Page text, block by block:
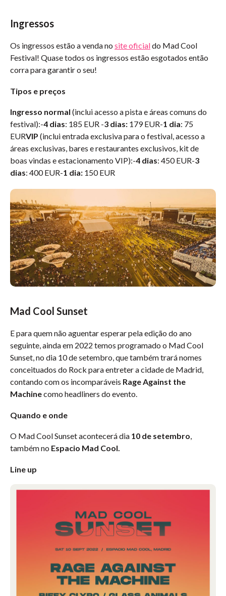
Ingressos
Os ingressos estão a venda no site oficialdo Mad Cool
Festival! Quase todos os ingressos estão esgotados então
corra para garantir o seu!
Tipos e preços
Ingresso normal (inclui acesso a pista e áreas comuns do
festival):-4 dias: 185 EUR -3 dias: 179 EUR-1 dia: 75
EURVIP (inclui entrada exclusiva para o festival, acesso a
áreas exclusivas, bares e restaurantes exclusivos, kit de
boas vindas e estacionamento VIP):-4 dias: 450 EUR-3
dias: 400 EUR-1 dia: 150 EUR
Mad Cool Sunset
E para quem não aguentar esperar pela edição do ano
seguinte, ainda em 2022 temos programado o Mad Cool
Sunset, no dia 10 de setembro, que também trará nomes
conceituados do Rock para entreter a cidade de Madrid,
contando com os incomparáveis Rage Against the
Machinecomo headliners do evento.
Quando e onde
O Mad Cool Sunset acontecerá dia 10 de setembro
também no Espacio Mad Cool.
Line up